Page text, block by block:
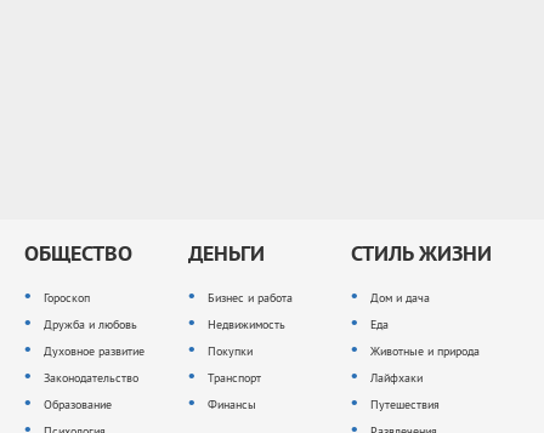
ОБЩЕСТВО
Гороскоп
Дружба и любовь
Духовное развитие
Законодательство
Образование
ДЕНЬГИ
Бизнес и работа
Недвижимость
Покупки
Транспорт
Финансы
СТИЛЬ ЖИЗНИ
Дом и дача
Еда
Животные и природа
Лайфхаки
Путешествия